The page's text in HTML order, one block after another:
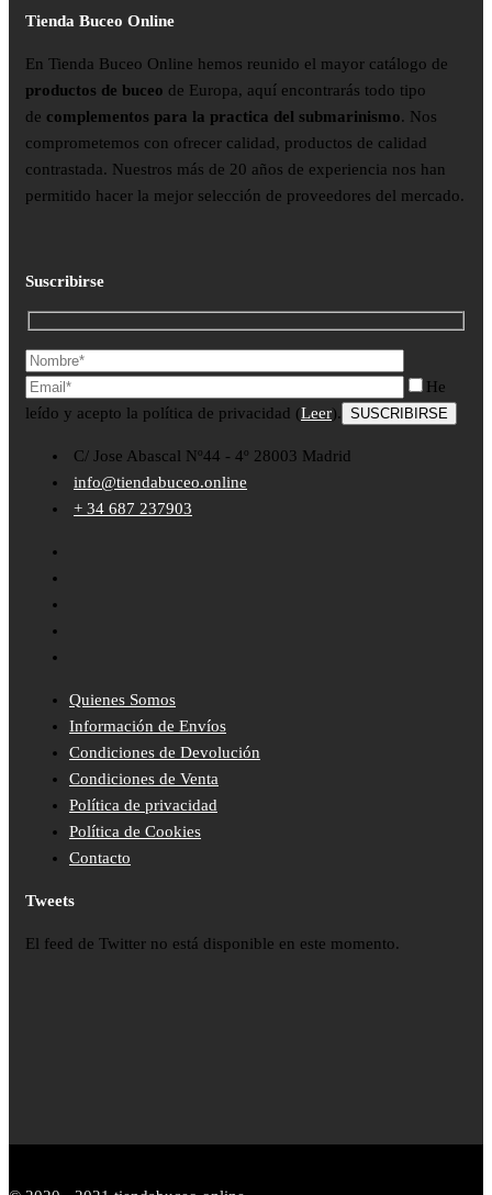
Tienda Buceo Online
En Tienda Buceo Online hemos reunido el mayor catálogo de
productos de buceo de Europa, aquí encontrarás todo tipo
de complementos para la practica del submarinismo. Nos
comprometemos con ofrecer calidad, productos de calidad
contrastada. Nuestros más de 20 años de experiencia nos han
permitido hacer la mejor selección de proveedores del mercado.
Suscribirse
He
leído y acepto la política de privacidad (Leer).
C/ Jose Abascal Nº44 - 4º 28003 Madrid
info@tiendabuceo.online
+ 34 687 237903
Quienes Somos
Información de Envíos
Condiciones de Devolución
Condiciones de Venta
Política de privacidad
Política de Cookies
Contacto
Tweets
El feed de Twitter no está disponible en este momento.